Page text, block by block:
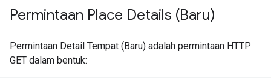
Permintaan Place Details (Baru)
Permintaan Detail Tempat (Baru) adalah permintaan HTTP
GET dalam bentuk: